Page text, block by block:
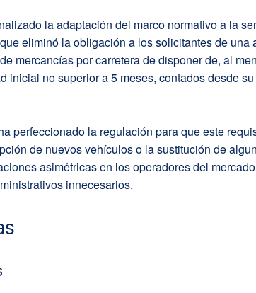
la adaptación del marco normativo a la
eliminó la obligación a los solicitantes de una
mercancías por carretera de disponer de, al
inicial no superior a 5 meses, contados desde su
perfeccionado la regulación para que este
de nuevos vehículos o la sustitución de
asimétricas en los operadores del
innecesarios.